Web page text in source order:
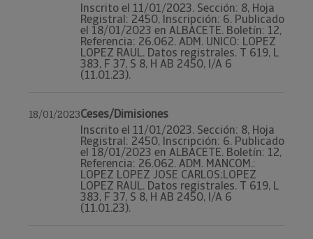
Inscrito el 11/01/2023. Sección: 8, Hoja
Registral: 2450, Inscripción: 6. Publicado
el 18/01/2023 en ALBACETE. Boletín: 12,
Referencia: 26.062. ADM. UNICO: LOPEZ
LOPEZ RAUL. Datos registrales. T 619, L
383, F 37, S 8, H AB 2450, I/A 6
(11.01.23).
18/01/2023Ceses/Dimisiones
Inscrito el 11/01/2023. Sección: 8, Hoja
Registral: 2450, Inscripción: 6. Publicado
el 18/01/2023 en ALBACETE. Boletín: 12,
Referencia: 26.062. ADM. MANCOM.:
LOPEZ LOPEZ JOSE CARLOS;LOPEZ
LOPEZ RAUL. Datos registrales. T 619, L
383, F 37, S 8, H AB 2450, I/A 6
(11.01.23).